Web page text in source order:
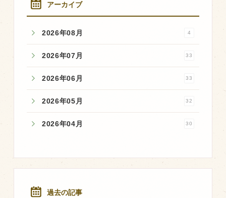
アーカイブ
2026年08月 4
2026年07月 33
2026年06月 33
2026年05月 32
2026年04月 30
過去の記事